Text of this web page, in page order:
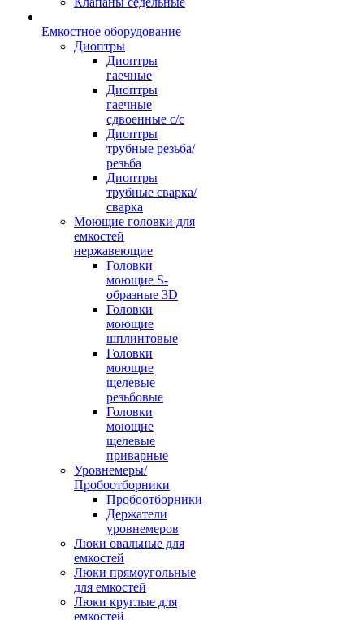
Емкостное оборудование
Диоптры
Диоптры
гаечные
Диоптры
гаечные
сдвоенные c/c
Диоптры
трубные резьба/
резьба
Диоптры
трубные сварка/
сварка
Моющие головки для
емкостей
нержавеющие
Головки
моющие S-
образные 3D
Головки
моющие
шплинтовые
Головки
моющие
щелевые
резьбовые
Головки
моющие
щелевые
приварные
Уровнемеры/
Пробоотборники
Пробоотборники
Держатели
уровнемеров
Люки овальные для
емкостей
Люки прямоугольные
для емкостей
Люки круглые для
емкостей